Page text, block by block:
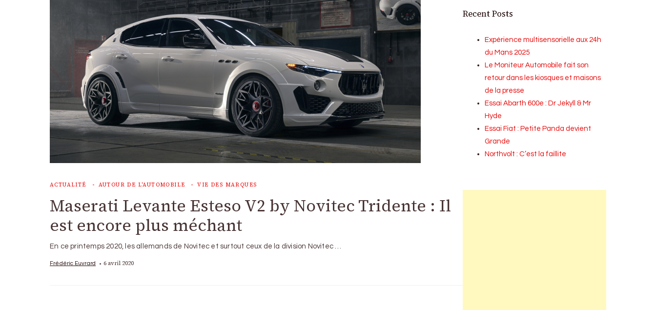
ACTUALITÉ AUTOUR DE L'AUTOMOBILE VIE DES MARQUES
Maserati Levante Esteso V2 by Novitec Tridente : Il
est encore plus méchant
En ce printemps 2020, les allemands de Novitec et surtout ceux de la division Novitec …
Frédéric Euvrard 6 avril 2020
Recent Posts
Expérience multisensorielle aux 24h
du Mans 2025
Le Moniteur Automobile fait son
retour dans les kiosques et maisons
de la presse
Essai Abarth 600e : Dr Jekyll & Mr
Hyde
Essai Fiat : Petite Panda devient
Grande
Northvolt : C’est la faillite